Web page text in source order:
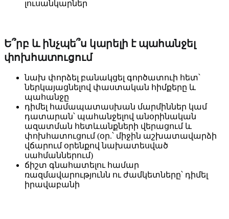
լուսանկարներ
Ե՞րբ և ինչպե՞ս կարելի է պահանջել
փոխհատուցում
նախ փորձել բանակցել գործատուի հետ՝
ներկայացնելով փաստական հիմքերը և
պահանջը
դիմել համապատասխան մարմիններ կամ
դատարան՝ պահանջելով անօրինական
ազատման հետևանքների վերացում և
փոխհատուցում (օր.՝ միջին աշխատավարձի
վճարում օրենքով նախատեսված
սահմաններում)
ճիշտ գնահատելու համար
ռազմավարությունն ու ժամկետները՝ դիմել
իրավաբանի